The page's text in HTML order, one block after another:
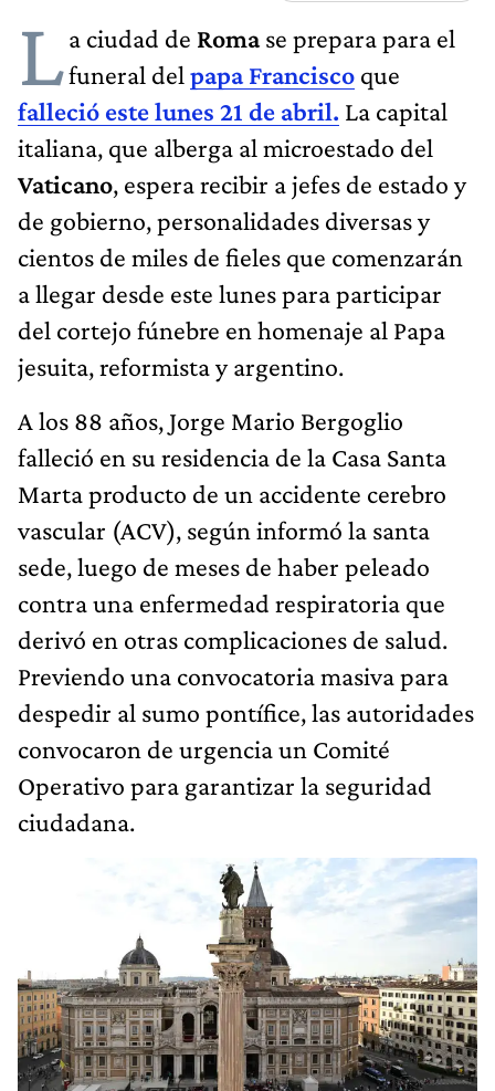
La ciudad de Romase prepara para el
funeral del papa Francisco que
falleció este lunes 21 de abril. La capital
italiana, que alberga al microestado del
Vaticano, espera recibir a jefes de estado y
de gobierno, personalidades diversas y
cientos de miles de fieles que comenzarán
a llegar desde este lunes para participar
del cortejo fúnebre en homenaje al Papa
jesuita, reformista y argentino.
A los 88 años, Jorge Mario Bergoglio
falleció en su residencia de la Casa Santa
Marta producto de un accidente cerebro
vascular (ACV), según informó la santa
sede, luego de meses de haber peleado
contra una enfermedad respiratoria que
derivó en otras complicaciones de salud.
Previendo una convocatoria masiva para
despedir al sumo pontífice, las autoridades
convocaron de urgencia un Comité
Operativo para garantizar la seguridad
ciudadana.